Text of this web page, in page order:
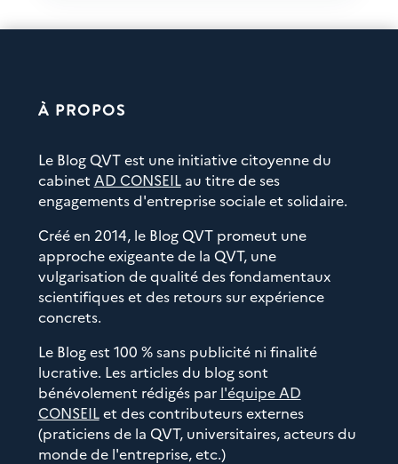
À PROPOS
Le Blog QVT est une initiative citoyenne du
cabinet AD CONSEILau titre de ses
engagements d'entreprise sociale et solidaire.
Créé en 2014, le Blog QVT promeut une
approche exigeante de la QVT, une
vulgarisation de qualité des fondamentaux
scientifiques et des retours sur expérience
concrets.
Le Blog est 100 % sans publicité ni finalité
lucrative. Les articles du blog sont
bénévolement rédigés par l'équipe AD
CONSEILet des contributeurs externes
(praticiens de la QVT, universitaires, acteurs du
monde de l'entreprise, etc.)